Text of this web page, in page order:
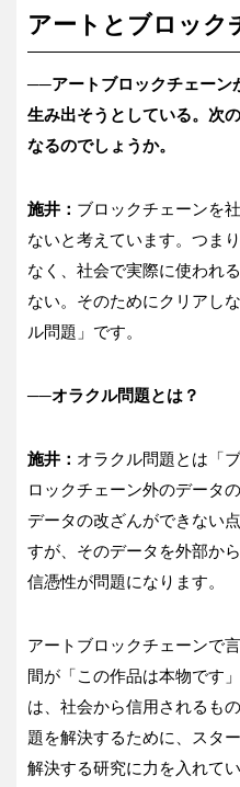
アートとブロック
──アートブロックチェーン
生み出そうとしている。次
なるのでしょうか。
施井： ブロックチェーンを
ないと考えています。つま
なく、社会で実際に使われ
ない。そのためにクリアし
ル問題」です。
──オラクル問題とは？
施井： オラクル問題とは「
ロックチェーン外のデータ
データの改ざんができない
すが、そのデータを外部か
信憑性が問題になります。
アートブロックチェーンで
間が「この作品は本物です
は、社会から信用されるも
題を解決するために、スタ
解決する研究に力を入れてい